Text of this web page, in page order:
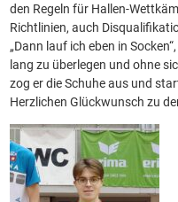
den Regeln für Hallen-
Richtlinien, auch
„Dann lauf ich eben in
lang zu überlegen und ohne
zog er die Schuhe aus und
Herzlichen Glückwunsch zu